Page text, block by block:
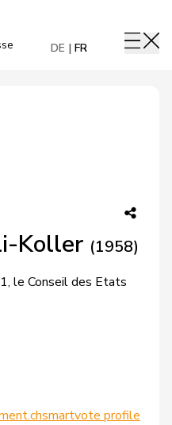
DE FR
Koller (1958)
le Conseil des Etats
smartvote profile